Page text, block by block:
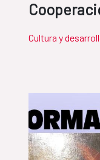
Cultura y